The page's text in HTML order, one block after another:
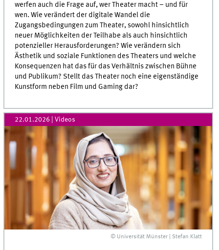
werfen auch die Frage auf, wer Theater macht – und für
wen. Wie verändert der digitale Wandel die
Zugangsbedingungen zum Theater, sowohl hinsichtlich
neuer Möglichkeiten der Teilhabe als auch hinsichtlich
potenzieller Herausforderungen? Wie verändern sich
Ästhetik und soziale Funktionen des Theaters und welche
Konsequenzen hat das für das Verhältnis zwischen Bühne
und Publikum? Stellt das Theater noch eine eigenständige
Kunstform neben Film und Gaming dar?
22.01.2026 | Videos
© Universität Münster | Stefan Klatt